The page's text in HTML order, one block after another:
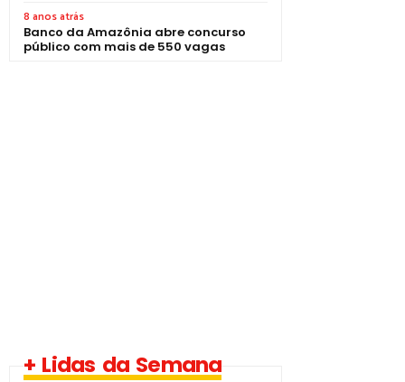
8 anos atrás
Banco da Amazônia abre concurso
público com mais de 550 vagas
+ Lidas da Semana
-­ Imperatriz/MA